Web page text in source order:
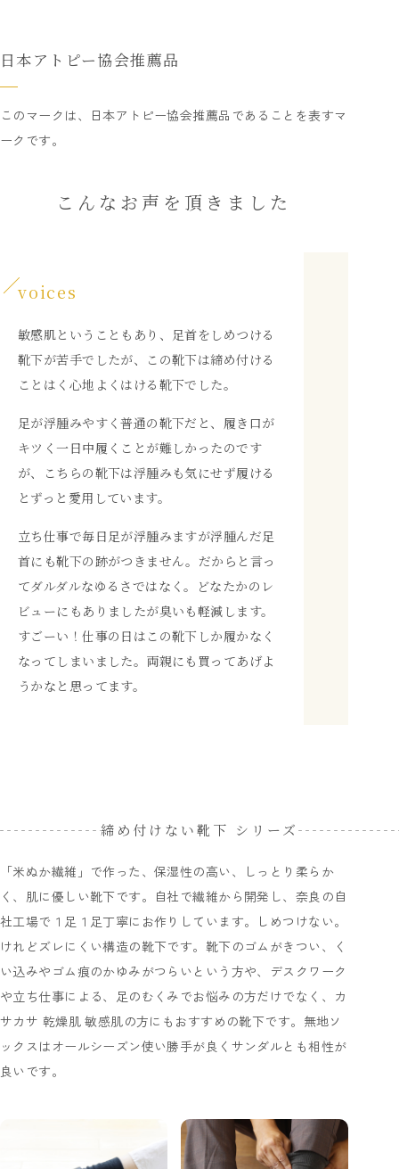
日本アトピー協会推薦品
このマークは、日本アトピー協会推薦品であることを表すマ
ークです。
こんなお声を頂きました
voices
敏感肌ということもあり、足首をしめつける
靴下が苦手でしたが、この靴下は締め付ける
ことはく心地よくはける靴下でした。
足が浮腫みやすく普通の靴下だと、履き口が
キツく一日中履くことが難しかったのです
が、こちらの靴下は浮腫みも気にせず履ける
とずっと愛用しています。
立ち仕事で毎日足が浮腫みますが浮腫んだ足
首にも靴下の跡がつきません。だからと言っ
てダルダルなゆるさではなく。どなたかのレ
ビューにもありましたが臭いも軽減します。
すごーい！仕事の日はこの靴下しか履かなく
なってしまいました。両親にも買ってあげよ
うかなと思ってます。
締め付けない靴下 シリーズ
「米ぬか繊維」で作った、保湿性の高い、しっとり柔らか
く、肌に優しい靴下です。自社で繊維から開発し、奈良の自
社工場で１足１足丁寧にお作りしています。しめつけない。
けれどズレにくい構造の靴下です。靴下のゴムがきつい、く
い込みやゴム痕のかゆみがつらいという方や、デスクワーク
や立ち仕事による、足のむくみでお悩みの方だけでなく、カ
サカサ 乾燥肌 敏感肌の方にもおすすめの靴下です。無地ソ
ックスはオールシーズン使い勝手が良くサンダルとも相性が
良いです。